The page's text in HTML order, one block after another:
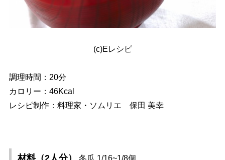
(c)Eレシピ
調理時間：20分
カロリー：46Kcal
レシピ制作：料理家・ソムリエ 保田 美幸
材料（2人分） 冬瓜 1/16~1/8個